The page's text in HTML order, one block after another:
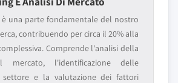
una parte fondamentale del nostro
contribuendo per circa il 20% alla
Comprende l'analisi della
mercato, l'identificazione delle
settore e la valutazione dei fattori